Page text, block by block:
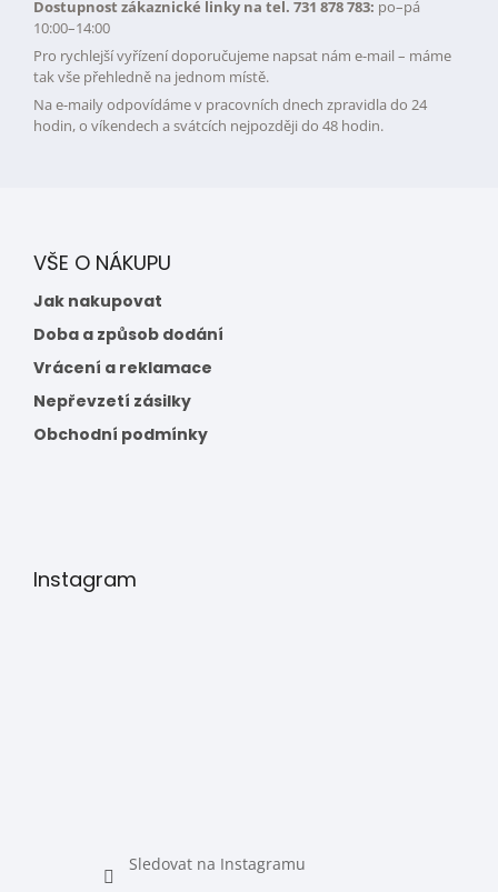
Dostupnost zákaznické linky na tel. 731 878 783: po–pá
10:00–14:00
Pro rychlejší vyřízení doporučujeme napsat nám e-mail – máme
tak vše přehledně na jednom místě.
Na e-maily odpovídáme v pracovních dnech zpravidla do 24
hodin, o víkendech a svátcích nejpozději do 48 hodin.
VŠE O NÁKUPU
Jak nakupovat
Doba a způsob dodání
Vrácení a reklamace
Nepřevzetí zásilky
Obchodní podmínky
Instagram
Sledovat na Instagramu